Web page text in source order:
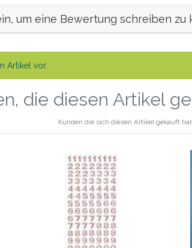
um eine Bewertung schreiben zu
Artikel vor.
die diesen Artikel
Kunden die sich diesen Artikel gekauft